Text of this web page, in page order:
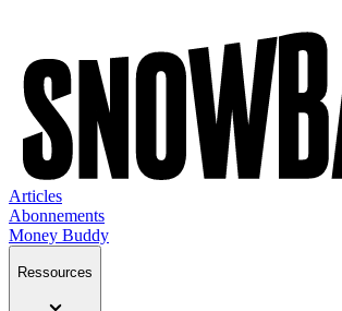
Articles
Abonnements
Money Buddy
Ressources